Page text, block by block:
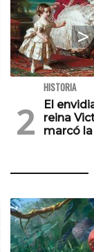
HISTORIA
El
reina
marcó